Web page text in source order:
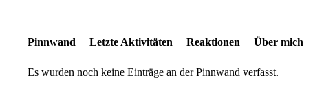
Pinnwand Letzte Aktivitäten Reaktionen Über mich
Es wurden noch keine Einträge an der Pinnwand verfasst.